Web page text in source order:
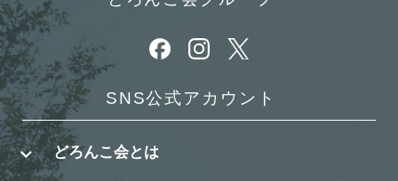
別ウィンドウで開きます
別ウィンドウで開きます
別ウィンドウで開きます
SNS公式アカウント
どろんこ会とは